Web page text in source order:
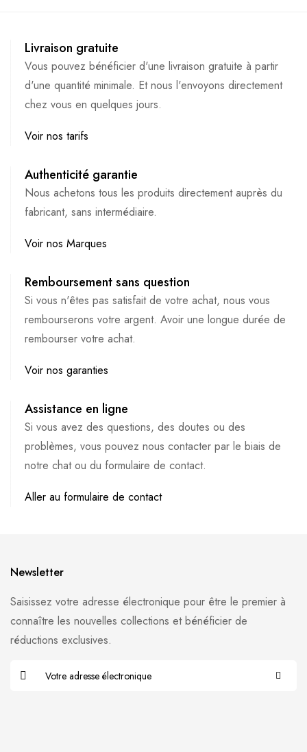
Livraison gratuite
Vous pouvez bénéficier d'une livraison gratuite à partir
d'une quantité minimale. Et nous l'envoyons directement
chez vous en quelques jours.
Voir nos tarifs
Authenticité garantie
Nous achetons tous les produits directement auprès du
fabricant, sans intermédiaire.
Voir nos Marques
Remboursement sans question
Si vous n'êtes pas satisfait de votre achat, nous vous
rembourserons votre argent. Avoir une longue durée de
rembourser votre achat.
Voir nos garanties
Assistance en ligne
Si vous avez des questions, des doutes ou des
problèmes, vous pouvez nous contacter par le biais de
notre chat ou du formulaire de contact.
Aller au formulaire de contact
Newsletter
Saisissez votre adresse électronique pour être le premier à
connaître les nouvelles collections et bénéficier de
réductions exclusives.